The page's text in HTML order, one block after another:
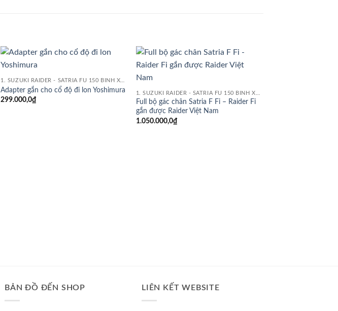
wishlist
Adapter gắn cho cổ độ đi lon Yoshimura
299.000,0₫
Full bộ gác chân Satria F Fi – Raider Fi
gắn được Raider Việt Nam
1.050.000,0₫
BẢN ĐỒ ĐẾN SHOP LIÊN KẾT WEBSITE